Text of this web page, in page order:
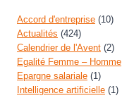
Accord d'entreprise (10)
Actualités (424)
Calendrier de l'Avent (2)
Egalité Femme – Homme
Epargne salariale (1)
Intelligence artificielle (1)